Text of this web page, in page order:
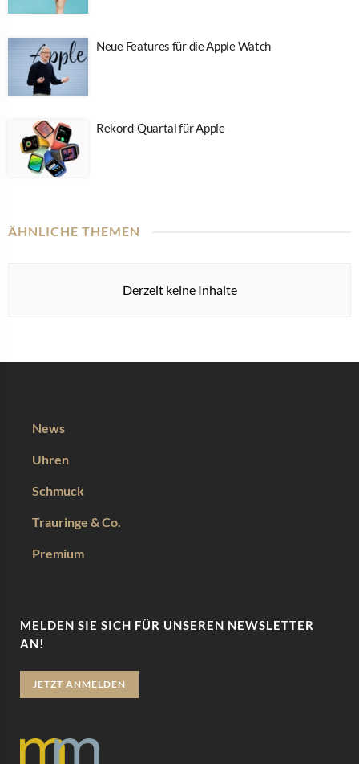
Neue Features für die Apple Watch
Rekord-Quartal für Apple
ÄHNLICHE THEMEN
Derzeit keine Inhalte
News
Uhren
Schmuck
Trauringe & Co.
Premium
MELDEN SIE SICH FÜR UNSEREN NEWSLETTER
AN!
JETZT ANMELDEN